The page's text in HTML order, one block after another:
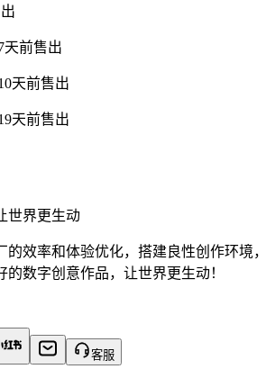
天前售出
天前售出
天前售出
世界更生动
的效率和体验优化，搭建良性创作环境，
的数字创意作品，让世界更生动！
客服